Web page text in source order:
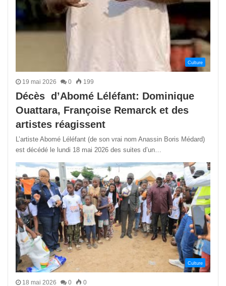
Culture
19 mai 2026 0 199
Décès d’Abomé Léléfant: Dominique
Ouattara, Françoise Remarck et des
artistes réagissent
L’artiste Abomé Léléfant (de son vrai nom Anassin Boris Médard)
est décédé le lundi 18 mai 2026 des suites d’un…
Culture
18 mai 2026 0 0